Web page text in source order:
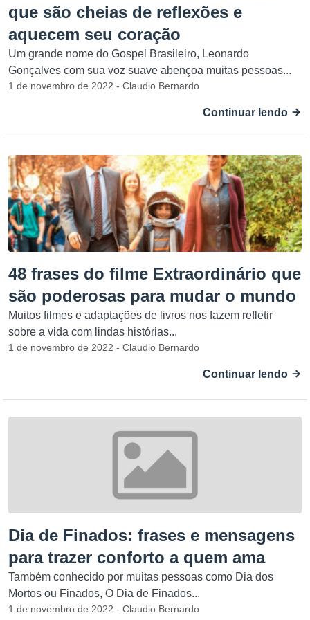
que são cheias de reflexões e
aquecem seu coração
Um grande nome do Gospel Brasileiro, Leonardo
Gonçalves com sua voz suave abençoa muitas pessoas...
1 de novembro de 2022 - Claudio Bernardo
Continuar lendo
48 frases do filme Extraordinário que
são poderosas para mudar o mundo
Muitos filmes e adaptações de livros nos fazem refletir
sobre a vida com lindas histórias...
1 de novembro de 2022 - Claudio Bernardo
Continuar lendo
Dia de Finados: frases e mensagens
para trazer conforto a quem ama
Também conhecido por muitas pessoas como Dia dos
Mortos ou Finados, O Dia de Finados...
1 de novembro de 2022 - Claudio Bernardo